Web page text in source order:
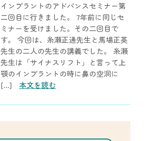
インプラントのアドバンスセミナー第
二回目に行きました。 7年前に同じセ
ミナーを受けました。その二回目で
す。 今回は、糸瀬正通先生と馬場正英
先生の二人の先生の講義でした。 糸瀬
先生は「サイナスリフト」と言って上
顎のインプラントの時に鼻の空洞に
[…] 本文を読む